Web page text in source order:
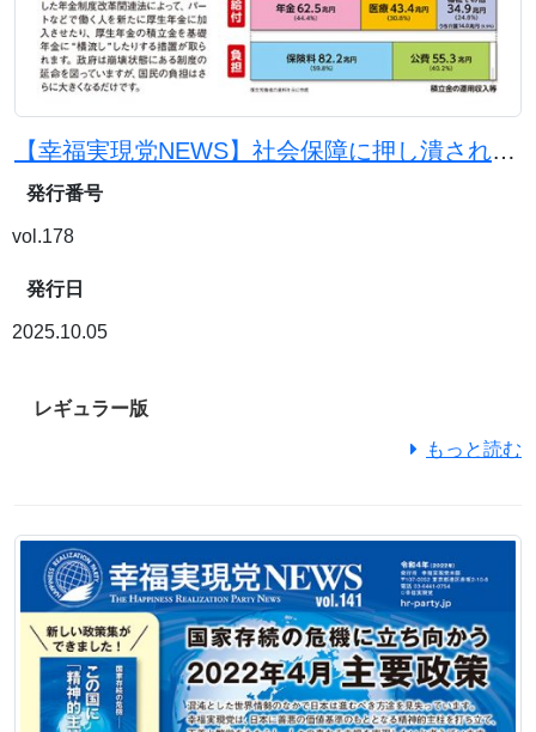
【幸福実現党NEWS】社会保障に押し潰される前に 「小さな政府、安い税金」への転換を
発行番号
vol.178
発行日
2025.10.05
レギュラー版
もっと読む